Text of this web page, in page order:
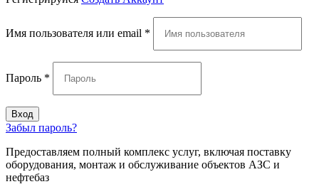
Имя пользователя или email *
Пароль *
Вход
Забыл пароль?
Предоставляем полный комплекс услуг, включая поставку
оборудования, монтаж и обслуживание объектов АЗС и
нефтебаз